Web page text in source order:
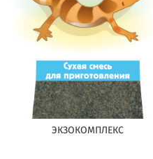
ЭКЗОКОМПЛЕКС